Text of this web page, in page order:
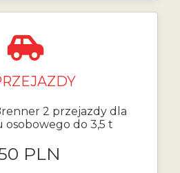
2 przejazdy dla
osobowego do 3,5 t
PLN